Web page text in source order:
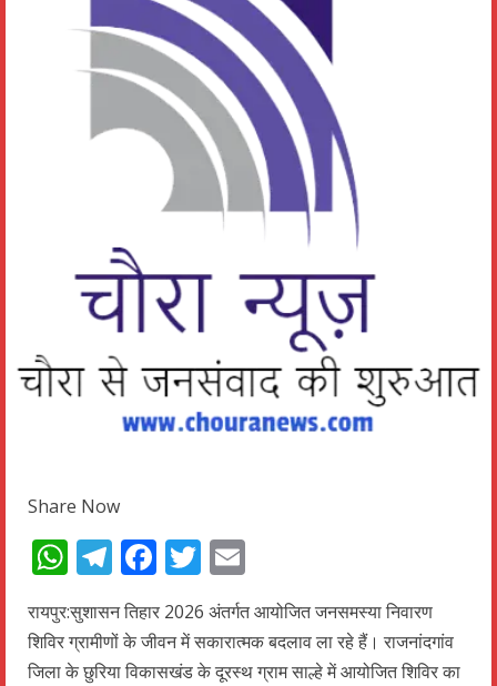
Share Now
WhatsApp
Telegram
Facebook
Twitter
रायपुर:सुशासन तिहार 2026 अंतर्गत आयोजित जनसमस्या निवारण
शिविर ग्रामीणों के जीवन में सकारात्मक बदलाव ला रहे हैं। राजनांदगांव
जिला के छुरिया विकासखंड के दूरस्थ ग्राम साल्हे में आयोजित शिविर का